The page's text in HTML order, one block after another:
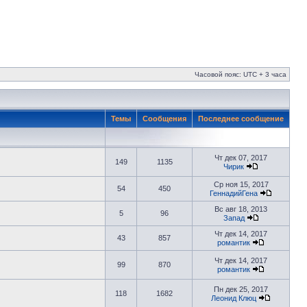
Часовой пояс: UTC + 3 часа
Темы Сообщения Последнее сообщение
149 1135
Чт дек 07, 2017
Чирик
54 450
Ср ноя 15, 2017
ГеннадийГена
5 96
Вс авг 18, 2013
Запад
43 857
Чт дек 14, 2017
романтик
99 870
Чт дек 14, 2017
романтик
118 1682
Пн дек 25, 2017
Леонид Клюц